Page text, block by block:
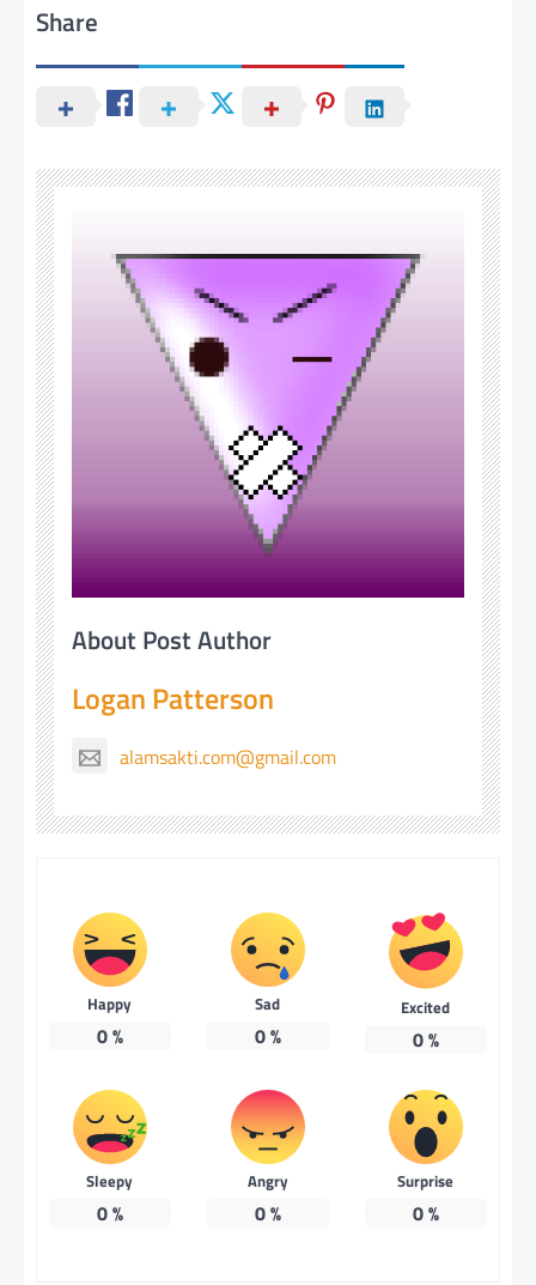
Share
About Post Author
Logan Patterson
alamsakti.com@gmail.com
Happy
0%
Sad
0%
Excited
0%
Sleepy
0%
Angry
0%
Surprise
0%